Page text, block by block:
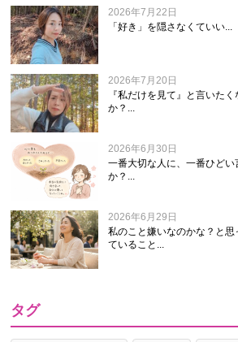
2026年7月22日
「好き」を隠さなくていい...
2026年7月20日
『私だけを見て』と言いた
か？...
2026年6月30日
一番大切な人に、一番ひど
か？...
2026年6月29日
私のこと嫌いなのかな？と
ていること...
タグ